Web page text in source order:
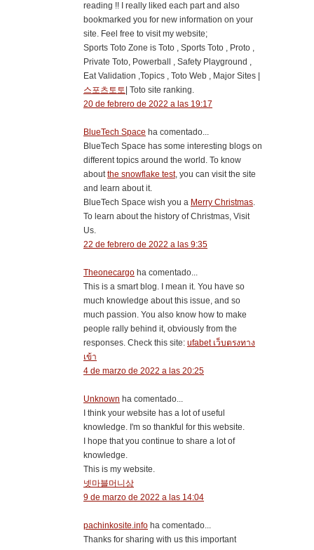
reading !! I really liked each part and also
bookmarked you for new information on your
site. Feel free to visit my website;
Sports Toto Zone is Toto , Sports Toto , Proto ,
Private Toto, Powerball , Safety Playground ,
Eat Validation ,Topics , Toto Web , Major Sites |
스포츠토토 | Toto site ranking.
20 de febrero de 2022 a las 19:17
BlueTech Space ha comentado...
BlueTech Space has some interesting blogs on
different topics around the world. To know
aboutthe snowflake test, you can visit the site
and learn about it.
BlueTech Space wish you a Merry Christmas.
To learn about the history of Christmas, Visit
Us.
22 de febrero de 2022 a las 9:35
Theonecargo ha comentado...
This is a smart blog. I mean it. You have so
much knowledge about this issue, and so
much passion. You also know how to make
people rally behind it, obviously from the
responses. Check this site: ufabet เว็บตรงทาง
เข้า
4 de marzo de 2022 a las 20:25
Unknown ha comentado...
I think your website has a lot of useful
knowledge. I'm so thankful for this website.
I hope that you continue to share a lot of
knowledge.
This is my website.
넷마블머니상
9 de marzo de 2022 a las 14:04
pachinkosite.info ha comentado...
Thanks for sharing with us this important